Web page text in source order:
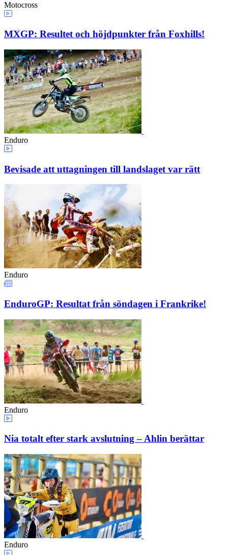
Motocross
MXGP: Resultet och höjdpunkter från Foxhills!
Enduro
Bevisade att uttagningen till landslaget var rätt
Enduro
EnduroGP: Resultat från söndagen i Frankrike!
Enduro
Nia totalt efter stark avslutning – Ahlin berättar
Enduro